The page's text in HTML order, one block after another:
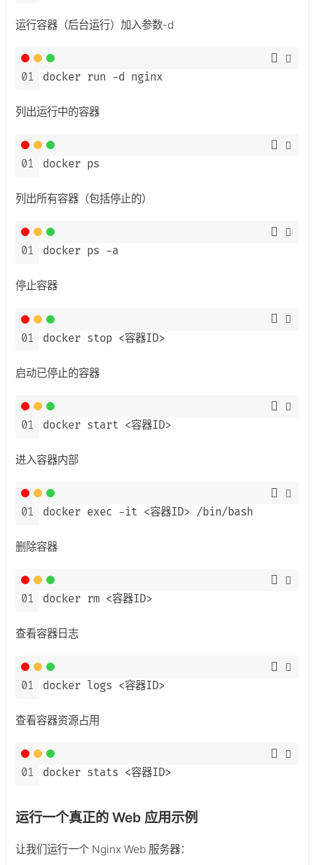
运行容器（后台运行）加入参数-d
01 docker run -d nginx
列出运行中的容器
01 docker ps
列出所有容器（包括停止的）
01 docker ps -a
停止容器
01 docker stop <容器ID>
启动已停止的容器
01 docker start <容器ID>
进入容器内部
01 docker exec -it <容器ID> /bin/bash
删除容器
01 docker rm <容器ID>
查看容器日志
01 docker logs <容器ID>
查看容器资源占用
01 docker stats <容器ID>
运行一个真正的 Web 应用示例
让我们运行一个 Nginx Web 服务器：